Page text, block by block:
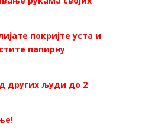
покријте уста и
папирну
других људи до 2